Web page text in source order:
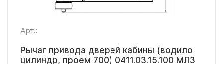
Арт.:
Рычаг привода дверей кабины (водило
цилиндр, проем 700) 0411.03.15.100 МЛЗ